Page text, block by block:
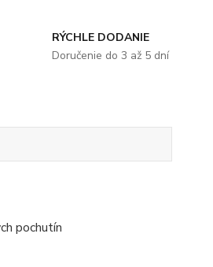
RÝCHLE DODANIE
Doručenie do 3 až 5 dní
pochutín